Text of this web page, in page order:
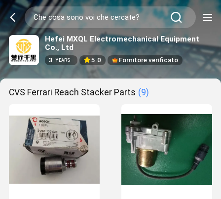
Hefei MXQL Electromechanical Equipment
Co., Ltd
3 YEARS 5.0 Fornitore verificato
CVS Ferrari Reach Stacker Parts (9)